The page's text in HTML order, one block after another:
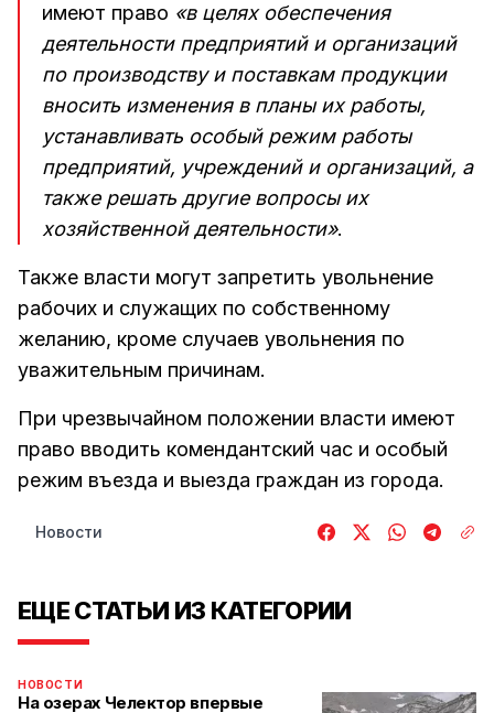
имеют право «в целях обеспечения
деятельности предприятий и организаций
по производству и поставкам продукции
вносить изменения в планы их работы,
устанавливать особый режим работы
предприятий, учреждений и организаций, а
также решать другие вопросы их
хозяйственной деятельности».
Также власти могут запретить увольнение
рабочих и служащих по собственному
желанию, кроме случаев увольнения по
уважительным причинам.
При чрезвычайном положении власти имеют
право вводить комендантский час и особый
режим въезда и выезда граждан из города.
Новости
ЕЩЕ СТАТЬИ ИЗ КАТЕГОРИИ
НОВОСТИ
На озерах Челектор впервые